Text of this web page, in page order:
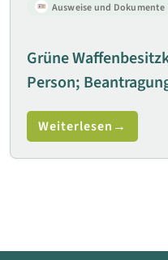
Ausweise und Dokumente
Grüne
Person;
Weiterlesen